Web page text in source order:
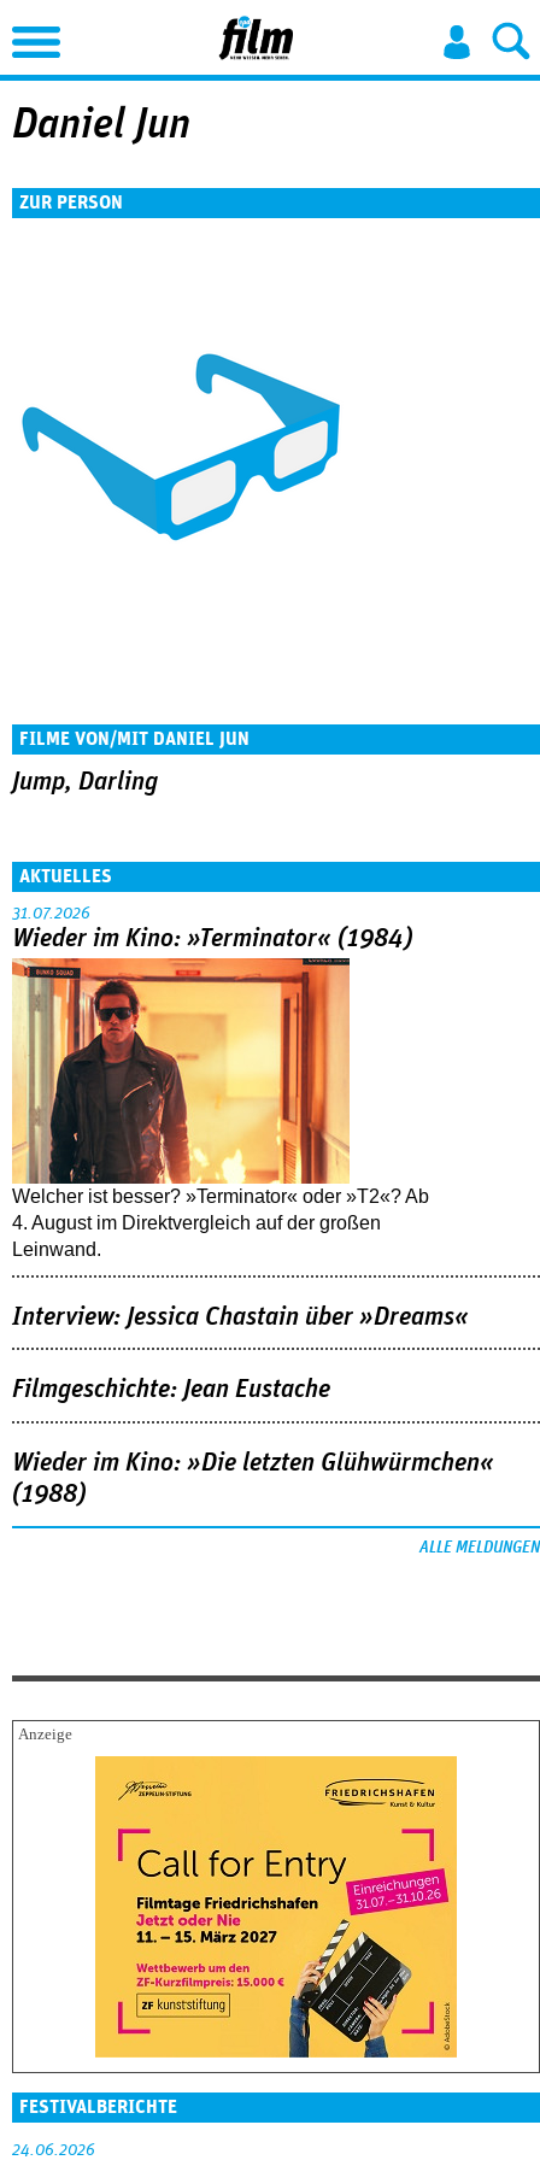
Jump to Navigation
Daniel Jun
ZUR PERSON
FILME VON/MIT DANIEL JUN
Jump, Darling
AKTUELLES
31.07.2026
Wieder im Kino: »Terminator« (1984)
Welcher ist besser? »Terminator« oder »T2«? Ab
4. August im Direktvergleich auf der großen
Leinwand.
Interview: Jessica Chastain über »Dreams«
Filmgeschichte: Jean Eustache
Wieder im Kino: »Die letzten Glühwürmchen«
(1988)
ALLE MELDUNGEN
FESTIVALBERICHTE
24.06.2026